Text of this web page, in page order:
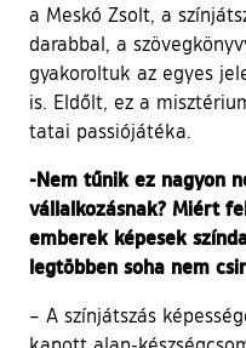
a Meskó Zsolt, a
darabbal, a
gyakoroltuk az egyes
is. Eldőlt, ez a
tatai passiójátéka.
-Nem tűnik ez nagyon
vállalkozásnak? Miért
emberek képesek
legtöbben soha nem
– A színjátszás